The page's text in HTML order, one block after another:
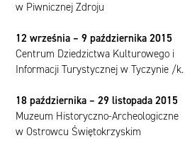
w Piwnicznej Zdroju
12 września – 9 października 2015
Centrum Dziedzictwa Kulturowego i
Informacji Turystycznej w Tyczynie /
18 października – 29 listopada 2015
Muzeum Historyczno-Archeologiczne
w Ostrowcu Świętokrzyskim